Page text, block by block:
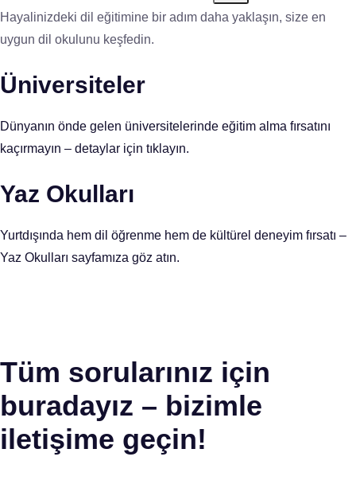
Hayalinizdeki dil eğitimine bir adım daha yaklaşın, size en
uygun dil okulunu keşfedin.
Üniversiteler
Dünyanın önde gelen üniversitelerinde eğitim alma fırsatını
kaçırmayın – detaylar için tıklayın.
Yaz Okulları
Yurtdışında hem dil öğrenme hem de kültürel deneyim fırsatı –
Yaz Okulları sayfamıza göz atın.
Tüm sorularınız için
buradayız – bizimle
iletişime geçin!